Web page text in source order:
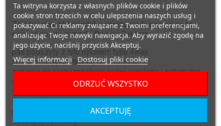
Zalety i charakterystyka wyszczuplającego pasa
neoprenowego marki Power System:
pas podszyty z tyłu nylonem typu 4way,
skutecznie spala tkankę tłuszczowa,
zapięcie na rzep umożliwia pełną regulację i optymalne
dopasowanie do każdej sylwetki,
wyjątkowo efektywny podczas treningu – areobowego
czy też siłowego,
pomaga szybko i skutecznie uzyskać zgrabną, jędrną i
szczupłą sylwetkę.
Ta witryna korzysta z własnych plików cookie i plików
cookie stron trzecich w celu ulepszenia naszych usług i
pokazywać Ci reklamy związane z Twoimi preferencjami,
analizując Twoje nawyki nawigacja. Aby wyrazić zgodę na
jego użycie, naciśnij przycisk Akceptuj.
Więcej informacji Dostosuj pliki cookie
ODRZUĆ WSZYSTKO
AKCEPTUJĘ